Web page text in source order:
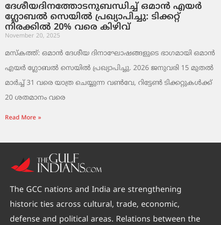
ദേശീയദിനത്തോടനുബന്ധിച്ച് ഒമാൻ എയർ
ഗ്ലോബൽ സെയിൽ പ്രഖ്യാപിച്ചു: ടിക്കറ്റ്
നിരക്കിൽ 20% വരെ കിഴിവ്
November 20, 2025
മസ്‌കത്ത്: ഒമാൻ ദേശീയ ദിനാഘോഷങ്ങളുടെ ഭാഗമായി ഒമാൻ
എയർ ഗ്ലോബൽ സെയിൽ പ്രഖ്യാപിച്ചു. 2026 ജനുവരി 15 മുതൽ
മാർച്ച് 31 വരെ യാത്ര ചെയ്യുന്ന വൺവേ, റിട്ടേൺ ടിക്കറ്റുകൾക്ക്
20 ശതമാനം വരെ
Read More »
The GCC nations and India are strengthening
historic ties across cultural, trade, economic,
defense and political areas. Relations between the